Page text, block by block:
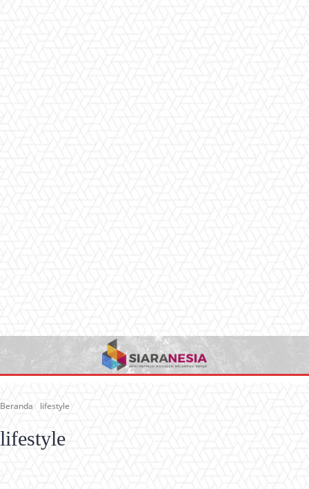
Beranda lifestyle
lifestyle